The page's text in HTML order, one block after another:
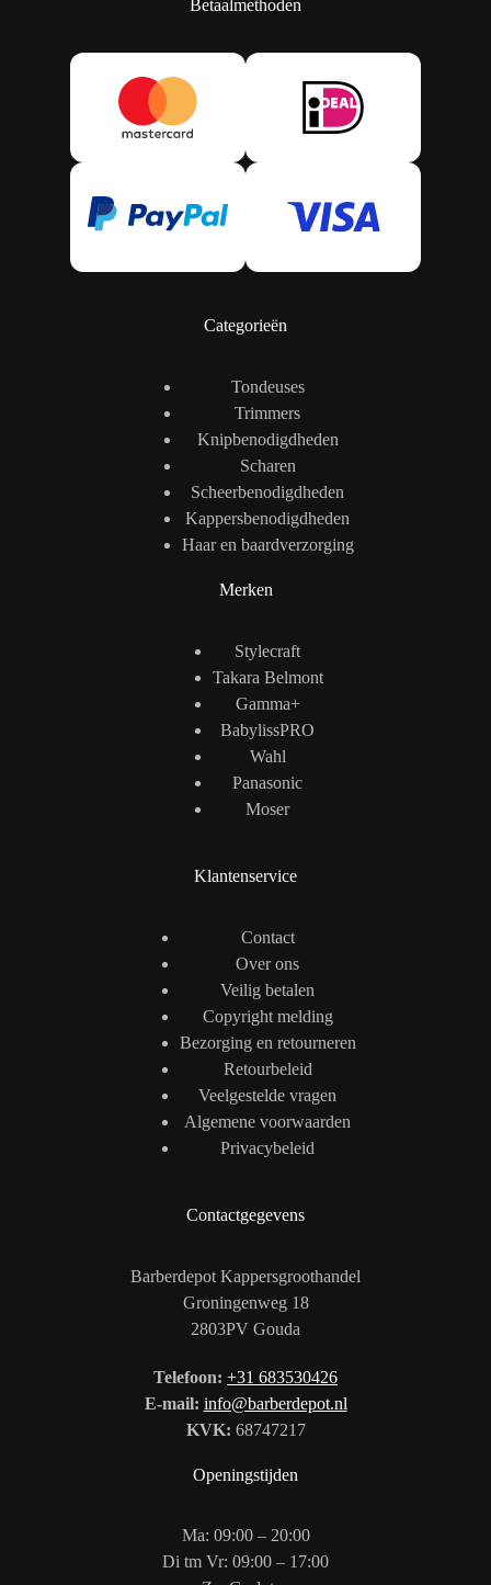
Betaalmethoden
Categorieën
Tondeuses
Trimmers
Knipbenodigdheden
Scharen
Scheerbenodigdheden
Kappersbenodigdheden
Haar en baardverzorging
Merken
Stylecraft
Takara Belmont
Gamma+
BabylissPRO
Wahl
Panasonic
Moser
Klantenservice
Contact
Over ons
Veilig betalen
Copyright melding
Bezorging en retourneren
Retourbeleid
Veelgestelde vragen
Algemene voorwaarden
Privacybeleid
Contactgegevens
Barberdepot Kappersgroothandel
Groningenweg 18
2803PV Gouda
Telefoon: +31 683530426
E-mail: info@barberdepot.nl
KVK: 68747217
Openingstijden
Ma: 09:00 – 20:00
Di tm Vr: 09:00 – 17:00